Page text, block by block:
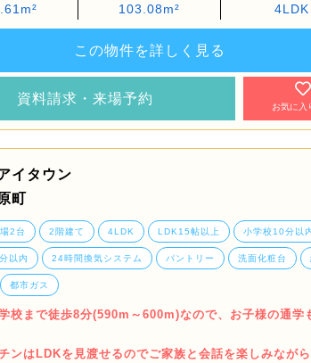
103.08m²
4LDK
この物件を詳しく見る
資料請求・来場予約
お気に入
イタウン
町
2台 2階建て 4LDK LDK15帖以上 小学校10分以
以内 24時間換気システム パントリー 洗面化粧台
都市ガス
校まで徒歩8分(590m～600m)なので、お子様の通学
ンはLDKを見渡せるのでご家族と会話を楽しみなが